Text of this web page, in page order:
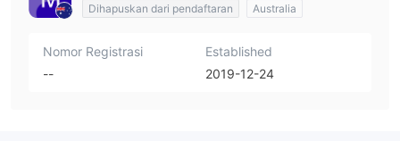
Dihapuskan dari pendaftaran Australia
Nomor Registrasi
--
Established
2019-12-24